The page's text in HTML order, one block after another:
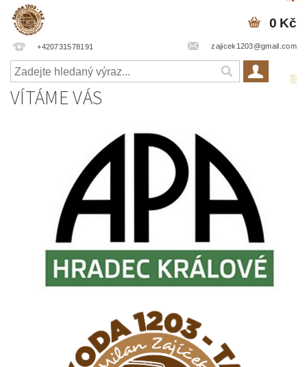
+420731578191 zajicek1203@gmail.com
0 Kč
VÍTÁME VÁS